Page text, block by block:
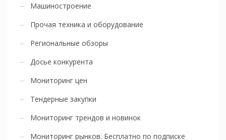
Машиностроение
Прочая техника и оборудование
Региональные обзоры
Досье конкурента
Мониторинг цен
Тендерные закупки
Мониторинг трендов и новинок
Мониторинг рынков. Бесплатно по подписке